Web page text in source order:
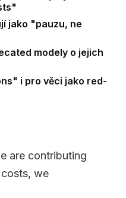
jako "pauzu, ne
modely o jejich
i pro věci jako red-
are contributing
we